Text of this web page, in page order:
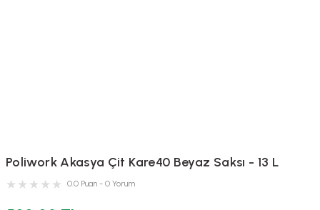
Poliwork Akasya Çit Kare40 Beyaz Saksı - 13 L
0.0 Puan - 0 Yorum